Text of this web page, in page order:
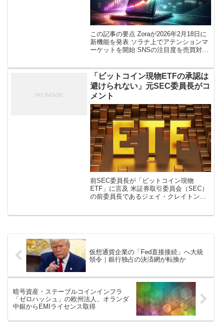
この記事の要点 Zoraが2026年2月18日に
新機能を発表 ソラナ上でアテンションマ
ーケットを開始 SNSの注目度を売買対象
格モデル Zora […]
「ビットコイン現物ETFの承認は
避けられない」元SEC委員長がコ
メント
前SEC委員長が「ビットコイン現物
ETF」に言及 米証券取引委員会（SEC）
の前委員長であるジェイ・クレイトン氏
仮想通貨企業の「Fed直接接続」へ大統
領令｜銀行独占の決済網が転換か
暗号資産・ステーブルコインインフラ
「ゼロハッシュ」の欧州法人、オランダ
中銀からEMIライセンス取得